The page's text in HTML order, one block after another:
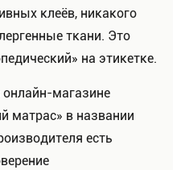
клеёв, никакого
ткани. Это
на этикетке.
магазине
матрас» в названии
есть